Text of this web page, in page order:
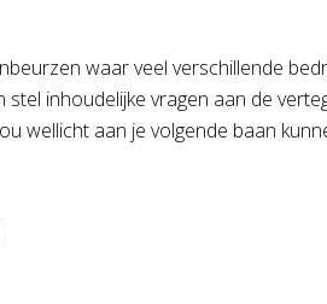
waar veel verschillende
stel inhoudelijke vragen aan de
wellicht aan je volgende baan